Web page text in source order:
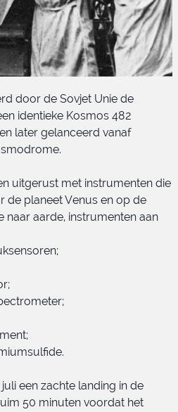
8
door de Sovjet Unie de
identieke Kosmos 482
later gelanceerd vanaf
uitgerust met instrumenten die
de planeet Venus en op de
naar aarde, instrumenten aan
een zachte landing in de
50 minuten voordat het